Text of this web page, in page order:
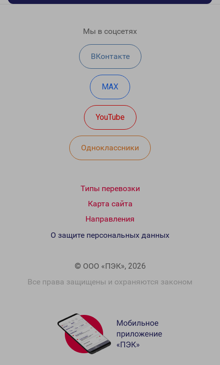
Мы в соцсетях
ВКонтакте
MAX
YouTube
Одноклассники
Типы перевозки
Карта сайта
Направления
© ООО «ПЭК», 2026
Все права защищены и охраняются законом
О защите персональных данных